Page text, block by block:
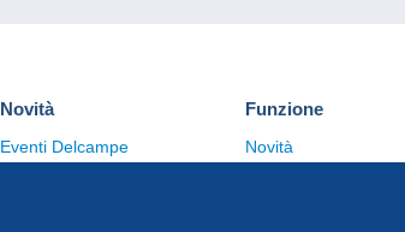
Novità
Eventi Delcampe
Funzione
Novità